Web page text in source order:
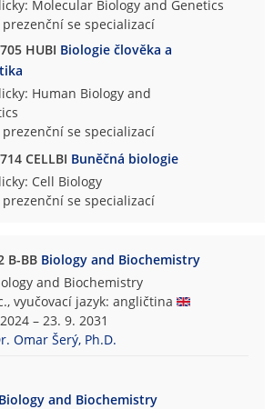
Molecular Biology and Genetics
se specializací
HUBI Biologie člověka a
Human Biology and
se specializací
CELLBI Buněčná biologie
Cell Biology
se specializací
B-BB Biology and Biochemistry
and Biochemistry
vyučovací jazyk: angličtina
– 23. 9. 2031
Omar Šerý, Ph.D.
Biology and Biochemistry